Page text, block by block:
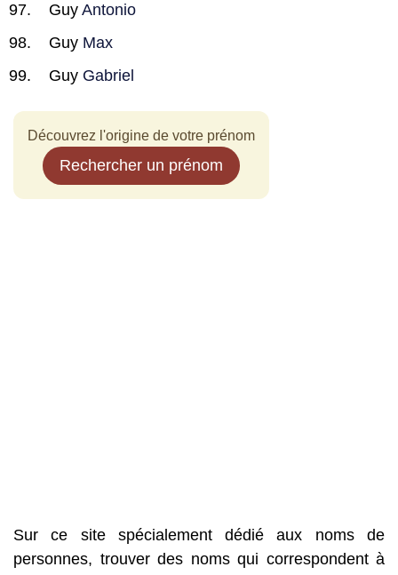
Guy Antonio
Guy Max
Guy Gabriel
Découvrez l'origine de votre prénom
Rechercher un prénom
Sur ce site spécialement dédié aux noms de
personnes, trouver des noms qui correspondent à